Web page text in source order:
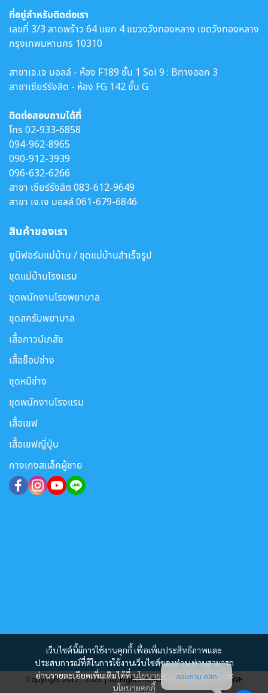
เว็บไซต์นี้มีการใช้งานคุกกี้ เพื่อเพิ่มประสิทธิภาพและ
ประสบการณ์ที่ดีในการใช้งานเว็บไซต์ของท่าน ท่านสามารถ
อ่านรายละเอียดเพิ่มเติมได้ที่นโยบายความเป็นส่วนตัว
และ
นโยบายคุกกี้
ที่อยู่สำหรับติดต่อเรา
เลขที่ 3/3 ลาดพร้าว 64 แยก 4 แขวงวังทองหลาง เขตวังทองหลาง
กรุงเทพมหานคร 10310
สาขาเจ.เจ มอลล์ - ห้อง F189 ชั้น 1 Soi 9 : Bทางออก 3
สาขาเซียร์รังสิต - ห้อง FG 142 ชั้น G
ติดต่อสอบถามได้ที่
โทร02-933-6858
094-962-8965
090-912-3939
096-632-6266
สาขา เซียร์รังสิต 083-612-9649
สาขา เจ.เจ มอลล์061-679-6846
สินค้าของเรา
ยูนิฟอร์มแม่บ้าน / ชุดแม่บ้านสำเร็จรูป
ชุดแม่บ้านโรงแรม
ชุดพนักงานโรงพยาบาล
ชุดสครับพยาบาล
เสื้อกาวน์เภสัช
เสื้อช็อปช่าง
ชุดหมีช่าง
ชุดพนักงานโรงแรม
เสื้อเชฟ
เสื้อเชฟญี่ปุ่น
กางเกงสแล็คผู้ชาย
Copyright 2012 - 2023 | All Rights Reserved | Powered by MWE
สอบถาม คลิก